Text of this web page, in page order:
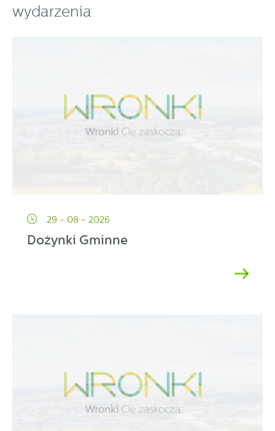
wydarzenia
29 - 08 - 2026
Dożynki Gminne
partnerami oraz innych dostawców usług. Firmy te działają